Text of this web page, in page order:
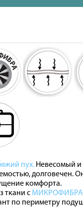
пух. Невесомый и
долговечен.
комфорта.
ткани с
по периметру